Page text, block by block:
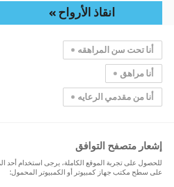
انقاذ الأرواح
أنا تحت سن المراهقه
أنا مراهق
أنا من مقدمي الرعايه
إشعار متصفح التوافق
للحصول على تجربة الموقع الكاملة، يرجى استخدام أحد
على سطح مكتب جهاز كمبيوتر أو الكمبيوتر المحمول: